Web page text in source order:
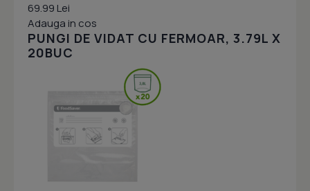
69.99 Lei
Adauga in cos
PUNGI DE VIDAT CU FERMOAR, 3.79L X
20BUC